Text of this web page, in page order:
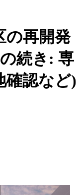
の再開発
続き: 専
確認など)